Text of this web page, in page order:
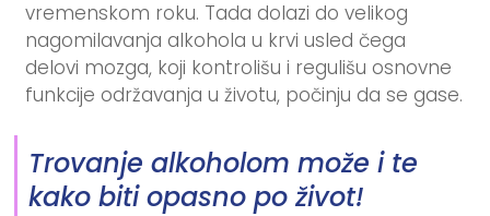
vremenskom roku. Tada dolazi do velikog
nagomilavanja alkohola u krvi usled čega
delovi mozga, koji kontrolišu i regulišu osnovne
funkcije održavanja u životu, počinju da se gase.
Trovanje alkoholom može i te
kako biti opasno po život!